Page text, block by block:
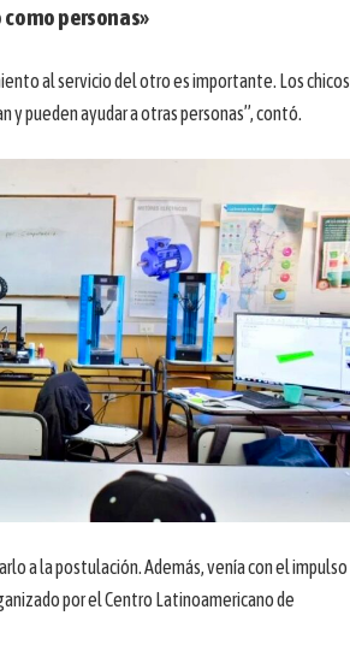
personas»
al servicio del otro es importante. Los chicos
pueden ayudar a otras personas”, contó.
a la postulación. Además, venía con el impulso
por el Centro Latinoamericano de